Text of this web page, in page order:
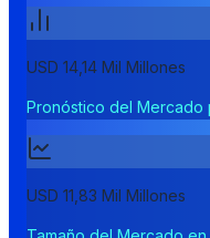
USD 14,14 Mil Millones
Pronóstico del Mercado
USD 11,83 Mil Millones